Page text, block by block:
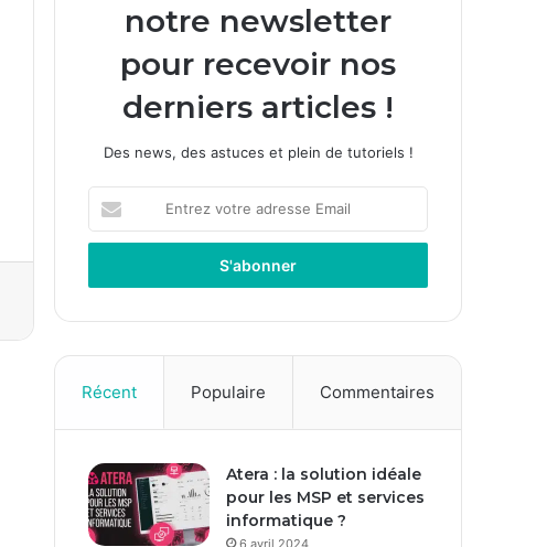
notre newsletter
pour recevoir nos
derniers articles !
Des news, des astuces et plein de tutoriels !
t
e
o
t
e
d
r
e
Récent Populaire Commentaires
Atera : la solution idéale
pour les MSP et services
informatique ?
6 avril 2024